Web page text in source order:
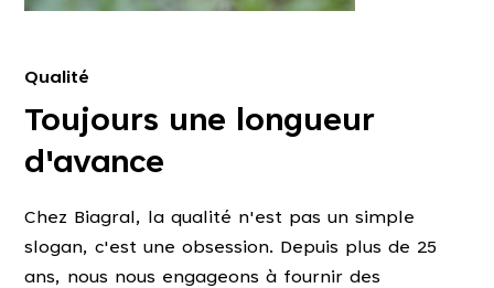
Qualité
Toujours une longueur
d'avance
Chez Biagral, la qualité n'est pas un simple
slogan, c'est une obsession. Depuis plus de 25
ans, nous nous engageons à fournir des